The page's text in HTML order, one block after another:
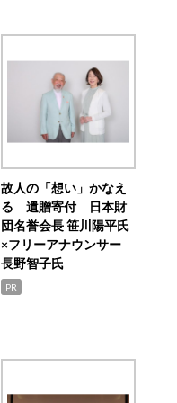
故人の「想い」かなえ
る 遺贈寄付 日本財
団名誉会長 笹川陽平氏
×フリーアナウンサー
長野智子氏
PR